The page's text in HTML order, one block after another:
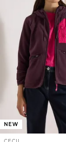
NEW